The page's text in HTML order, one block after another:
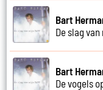
Bart
De slag
Bart
De vogels